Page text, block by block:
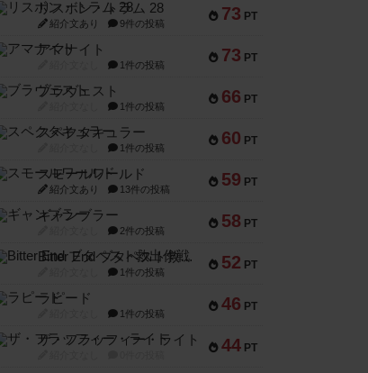
73 PT
リスボン・トラム 28
紹介文あり 9件の投稿
73 PT
アマナイト
1件の投稿
66 PT
ブラヴェスト
1件の投稿
60 PT
スペクタキュラー
1件の投稿
59 PT
スモールワールド
紹介文あり 13件の投稿
58 PT
ギャンブラー
2件の投稿
52 PT
Bitter End ブタペスト救出作戦
1件の投稿
46 PT
ラピード
1件の投稿
44 PT
ザ・フラッフィー・ライト